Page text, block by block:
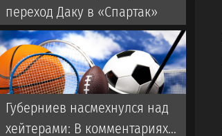
переход Даку в «Спартак»
Губерниев насмехнулся над
хейтерами: В комментариях